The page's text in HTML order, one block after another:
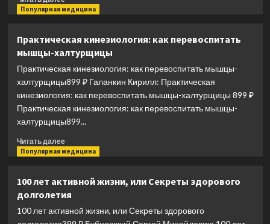
в
больше
на
80.
Как
нормализовать
в
любом
возрасте
Популярная медицина
Практическая кинезиология: как перевоспитать
мышцы-халтурщицы
Практическая кинезиология: как перевоспитать мышцы-
халтурщицы899 ₽ Галанкин Кирилл: Практическая
кинезиология: как перевоспитать мышцы-халтурщицы 899 ₽
Практическая кинезиология: как перевоспитать мышцы-
халтурщицы899...
Читать далееПрочитать
больше
кинезиология:
как
перевоспитать
мышцы-
Популярная медицина
100 лет активной жизни, или Секреты здорового
долголетия
100 лет активной жизни, или Секреты здорового